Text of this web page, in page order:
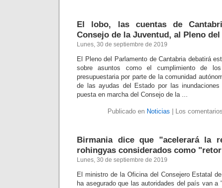
El lobo, las cuentas de
Consejo de la Juventud, al Pleno
Lunes, 30 de septiembre de 2019
El Pleno del Parlamento de Cantabria debatirá
sobre asuntos como el cumplimiento de
presupuestaria por parte de la comunidad
de las ayudas del Estado por las
puesta en marcha del Consejo de la ...
Publicado en Noticias Los
Birmania dice que "acelerará la
rohingyas considerados como
Lunes, 30 de septiembre de 2019
El ministro de la Oficina del Consejero Estatal
ha asegurado que las autoridades del país van a